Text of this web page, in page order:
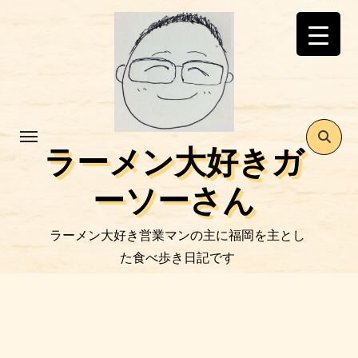
ラーメン大好きガ
ーソーさん
ラーメン大好き営業マンの主に福岡を主とし
た食べ歩き日記です